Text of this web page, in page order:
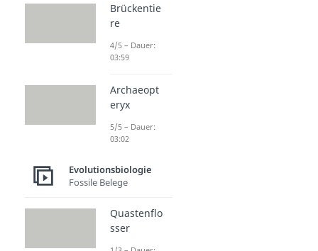
Brückentie
re
4/5 – Dauer:
03:59
Archaeopt
eryx
5/5 – Dauer:
03:02
Evolutionsbiologie
Fossile Belege
Quastenflo
sser